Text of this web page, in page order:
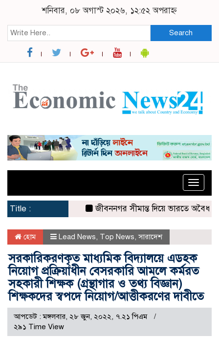
শনিবার, ০৮ অগাস্ট ২০২৬, ১২:৫২ অপরাহ্ন
Search
Toggle
Title :
জীবননগর সীমান্ত দিয়ে ভারতে অবৈধ
হোম Lead News Top News ,সারাদেশ
সরকারিকরণকৃত মাধ্যমিক বিদ্যালয়ে এডহক
নিয়োগ প্রক্রিয়াধীন বেসরকারি আমলে কর্মরত
সহকারী শিক্ষক (গ্রন্থাগার ও তথ্য বিজ্ঞান)
শিক্ষকদের স্বপদে নিয়োগ/আত্তীকরণের দাবীতে
আপডেট : মঙ্গলবার, ২৮ জুন, ২০২২, ৭.২১ পিএম
২৯১ Time View